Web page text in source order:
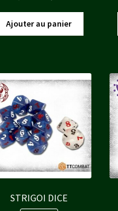
initial
était :
actuel
est :
Ajouter au panier
STRIGOI DICE